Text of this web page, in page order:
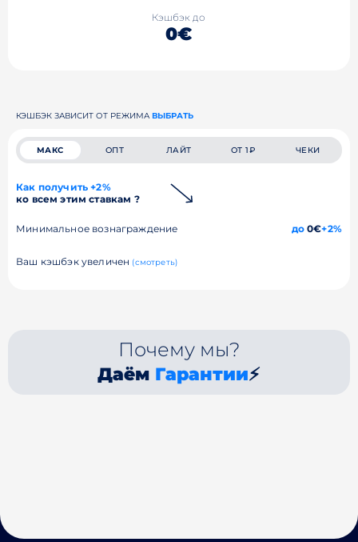
Кэшбэк до
0€
КЭШБЭК ЗАВИСИТ ОТ РЕЖИМА ВЫБРАТЬ
МАКС ОПТ ЛАЙТ ОТ 1₽ ЧЕКИ
Как получить +2%
ко всем этим ставкам ?
Минимальное вознаграждение до0€+2%
Ваш кэшбэк увеличен (смотреть)
Почему мы?
Даём Гарантии⚡